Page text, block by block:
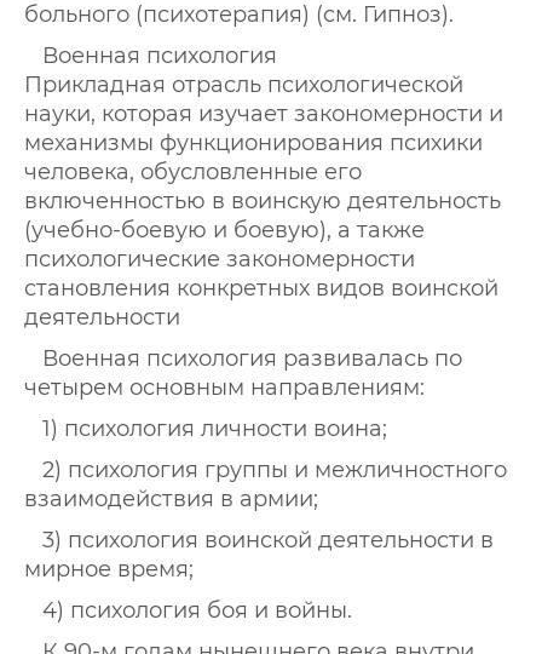
больного (психотерапия) (см. Гипноз).
Военная психология
Прикладная отрасль психологической
науки, которая изучает закономерности и
механизмы функционирования психики
человека, обусловленные его
включенностью в воинскую деятельность
(учебно-боевую и боевую), а также
психологические закономерности
становления конкретных видов воинской
деятельности
Военная психология развивалась по
четырем основным направлениям:
1) психология личности воина;
2) психология группы и межличностного
взаимодействия в армии;
3) психология воинской деятельности в
мирное время;
4) психология боя и войны.